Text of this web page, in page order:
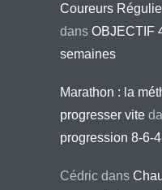
Coureurs
dans OBJECTIF
semaines
Marathon : la
progresser vite
progression 8-6-
Cédric dans